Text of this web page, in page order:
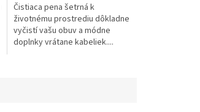
Čistiaca pena šetrná k
životnému prostrediu dôkladne
vyčistí vašu obuv a módne
doplnky vrátane kabeliek....